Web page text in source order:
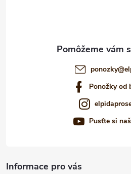
ponozky@
Ponožky od
Pusťte si
Informace pro vás